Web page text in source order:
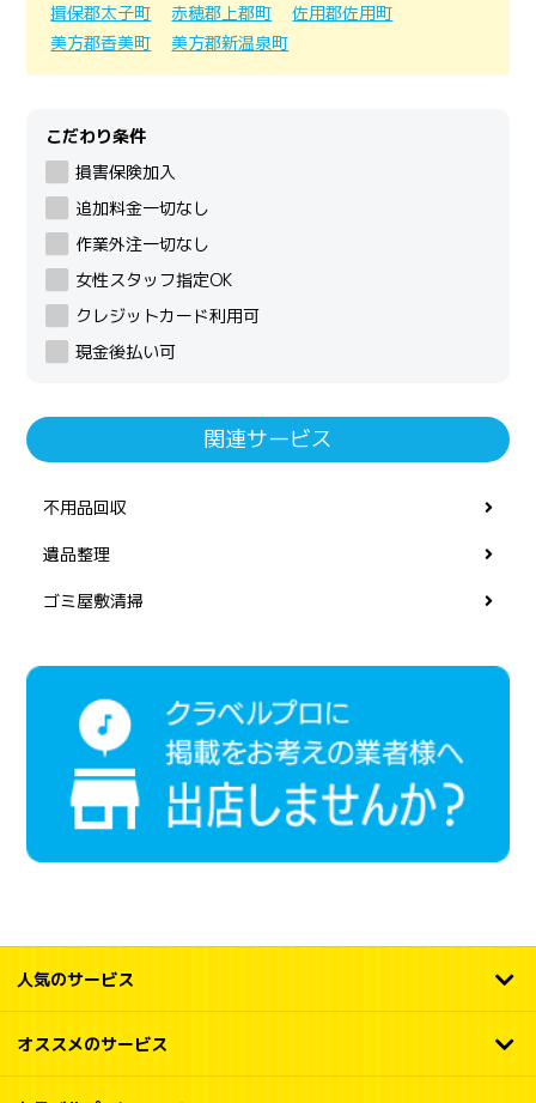
揖保郡太子町
赤穂郡上郡町
佐用郡佐用町
美方郡香美町
美方郡新温泉町
こだわり条件
損害保険加入
追加料金一切なし
作業外注一切なし
女性スタッフ指定OK
クレジットカード利用可
現金後払い可
関連サービス
不用品回収
遺品整理
ゴミ屋敷清掃
人気のサービス
オススメのサービス